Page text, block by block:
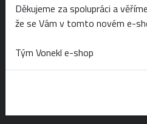
OTEVÍRACÍ
Po-Pá 6:00 -
So 6:00 - 14:00
Děkujeme za spolupráci a
že se Vám v tomto novém e-
Tým Vonekl e-shop